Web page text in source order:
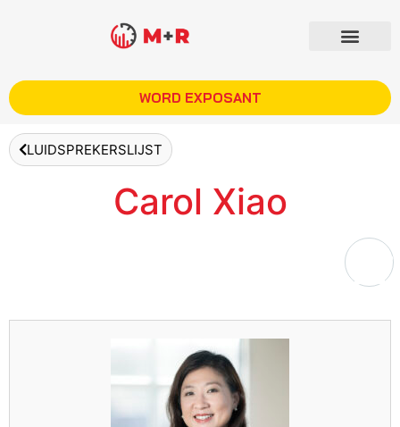
WORD EXPOSANT
LUIDSPREKERSLIJST
Carol Xiao